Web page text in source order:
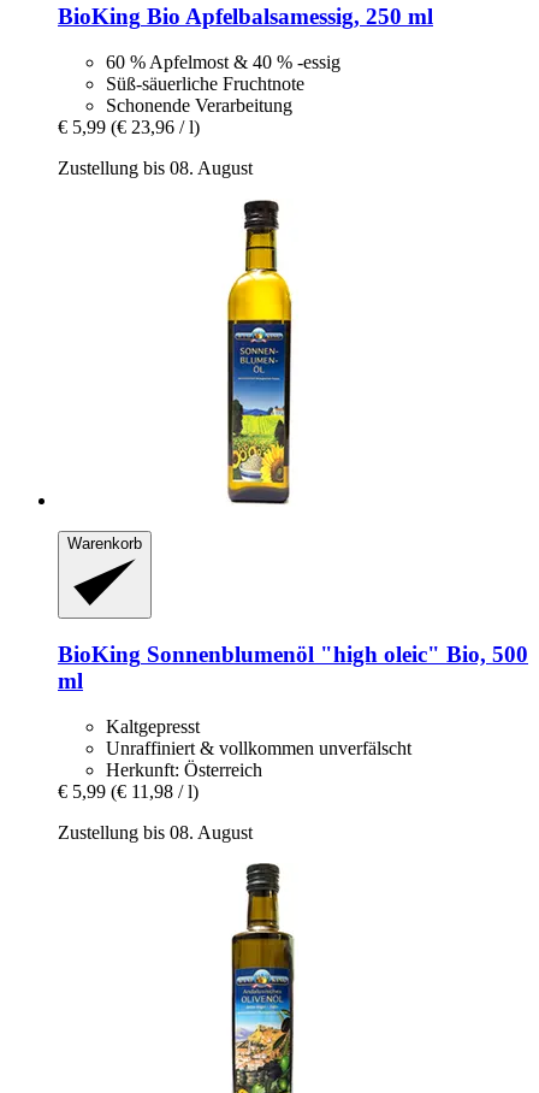
BioKing Bio Apfelbalsamessig, 250 ml
60 % Apfelmost & 40 % -essig
Süß-säuerliche Fruchtnote
Schonende Verarbeitung
€ 5,99 (€ 23,96 / l)
Zustellung bis 08. August
Warenkorb
BioKing Sonnenblumenöl "high oleic" Bio, 500
ml
Kaltgepresst
Unraffiniert & vollkommen unverfälscht
Herkunft: Österreich
€ 5,99 (€ 11,98 / l)
Zustellung bis 08. August